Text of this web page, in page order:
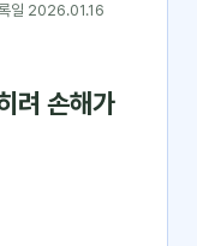
일 2026.01.16
려 손해가